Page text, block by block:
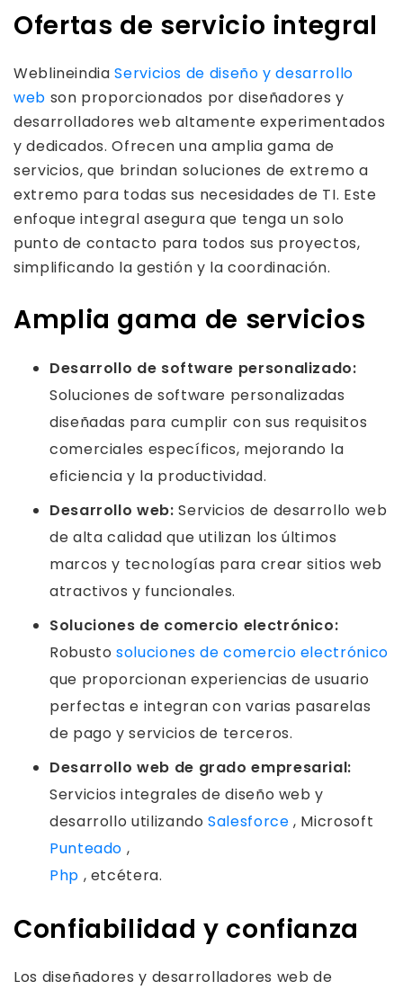
Ofertas de servicio integral
WeblineindiaServicios de diseño y desarrollo
web son proporcionados por diseñadores y
desarrolladores web altamente experimentados
y dedicados. Ofrecen una amplia gama de
servicios, que brindan soluciones de extremo a
extremo para todas sus necesidades de TI. Este
enfoque integral asegura que tenga un solo
punto de contacto para todos sus proyectos,
simplificando la gestión y la coordinación.
Amplia gama de servicios
Desarrollo de software personalizado:
Soluciones de software personalizadas
diseñadas para cumplir con sus requisitos
comerciales específicos, mejorando la
eficiencia y la productividad.
Desarrollo web:Servicios de desarrollo web
de alta calidad que utilizan los últimos
marcos y tecnologías para crear sitios web
atractivos y funcionales.
Soluciones de comercio electrónico:
Robustosoluciones de comercio electrónico
que proporcionan experiencias de usuario
perfectas e integran con varias pasarelas
de pago y servicios de terceros.
Desarrollo web de grado empresarial:
Servicios integrales de diseño web y
desarrollo utilizandoSalesforce, Microsoft
Punteado ,
Php , etcétera.
Confiabilidad y confianza
Los diseñadores y desarrolladores web de